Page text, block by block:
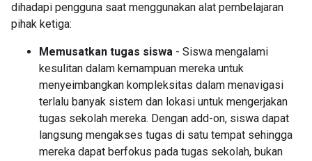
dihadapi pengguna saat menggunakan alat pembelajaran
pihak ketiga:
Memusatkan tugas siswa - Siswa mengalami
kesulitan dalam kemampuan mereka untuk
menyeimbangkan kompleksitas dalam menavigasi
terlalu banyak sistem dan lokasi untuk mengerjakan
tugas sekolah mereka. Dengan add-on, siswa dapat
langsung mengakses tugas di satu tempat sehingga
mereka dapat berfokus pada tugas sekolah, bukan